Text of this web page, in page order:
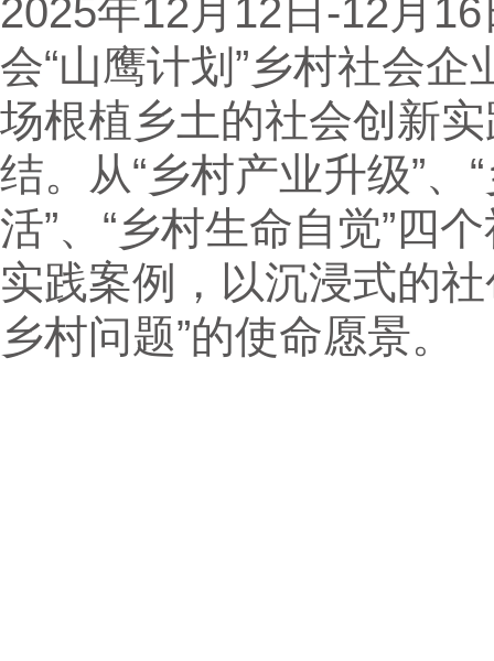
2025年12月12日-12月
会“山鹰计划”乡村社会
场根植乡土的社会创新
结。从“乡村产业升级”、
活”、“乡村生命自觉”四
实践案例，以沉浸式的
乡村问题”的使命愿景。